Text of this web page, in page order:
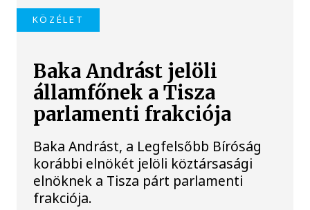
KÖZÉLET
Baka Andrást jelöli
államfőnek a Tisza
parlamenti frakciója
Baka Andrást, a Legfelsőbb Bíróság
korábbi elnökét jelöli köztársasági
elnöknek a Tisza párt parlamenti
frakciója.